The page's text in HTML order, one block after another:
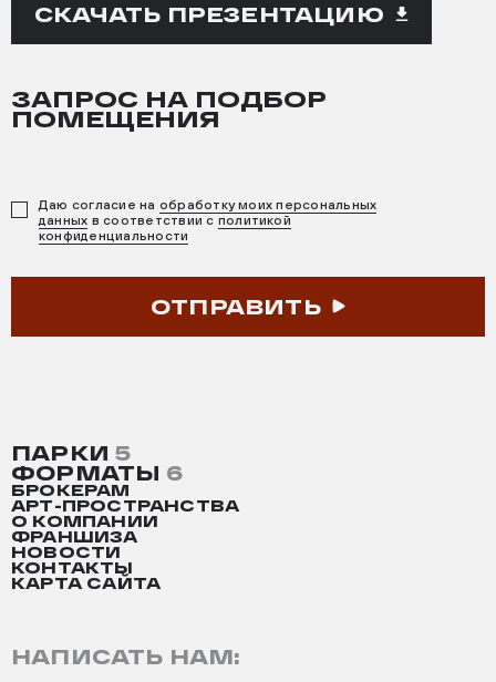
СКАЧАТЬ ПРЕЗЕНТАЦИЮ
ПАРКИ 5
ФОРМАТЫ 6
БРОКЕРАМ
АРТ-ПРОСТРАНСТВА
О КОМПАНИИ
ФРАНШИЗА
НОВОСТИ
КОНТАКТЫ
КАРТА САЙТА
ЗАПРОС НА ПОДБОР
ПОМЕЩЕНИЯ
Даю согласие на обработку моих персональных
данных в соответствии с политикой
конфиденциальности
ОТПРАВИТЬ
НАПИСАТЬ НАМ: